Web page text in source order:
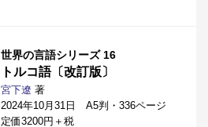
世界の言語シリーズ 16
トルコ語〔改訂版〕
宮下遼 著
2024年10月31日 A5判・336ページ
定価3200円＋税